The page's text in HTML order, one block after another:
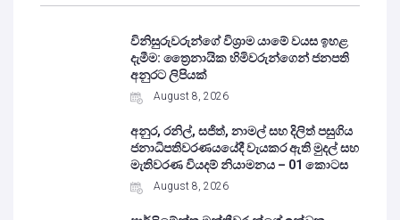
විනිසුරුවරුන්ගේ විශ්‍රාම යාමේ වයස ඉහළ
දැමීම: ත්‍රෛනායික හිමිවරුන්ගෙන් ජනපති
අනුරට ලිපියක්
August 8, 2026
අනුර, රනිල්, සජිත්, නාමල් සහ දිලිත් පසුගිය
ජනාධිපතිවරණයයේදී වැයකර ඇති මුදල් සහ
මැතිවරණ වියදම් නියාමනය – 01 කොටස
August 8, 2026